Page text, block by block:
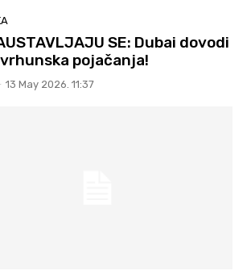
SE: Dubai dovodi
pojačanja!
13 May 2026. 11:37